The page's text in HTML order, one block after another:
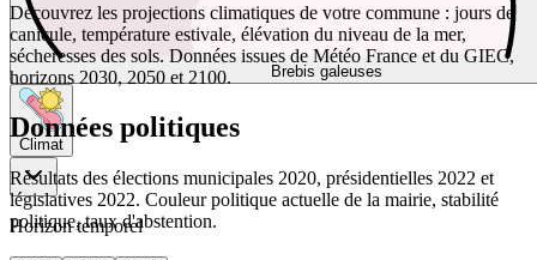
Brebis galeuses
Climat
Horizon temporel
Découvrez les projections climatiques de votre commune : jours de
canicule, température estivale, élévation du niveau de la mer,
sécheresses des sols. Données issues de Météo France et du GIEC,
horizons 2030, 2050 et 2100.
Données politiques
Résultats des élections municipales 2020, présidentielles 2022 et
législatives 2022. Couleur politique actuelle de la mairie, stabilité
politique, taux d'abstention.